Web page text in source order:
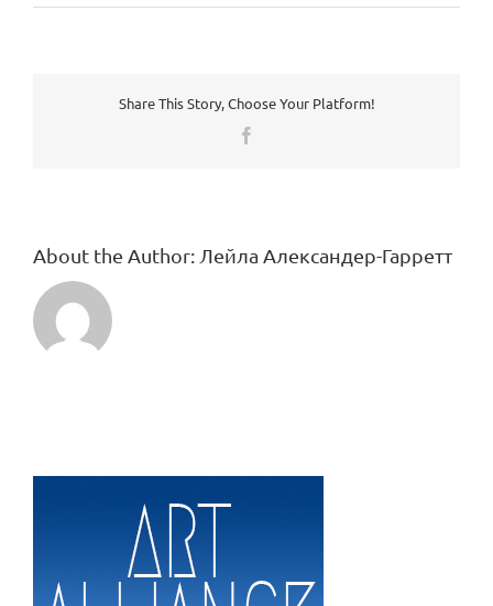
Share This Story, Choose Your Platform!
About the Author: Лейла Александер-Гарретт